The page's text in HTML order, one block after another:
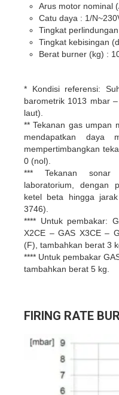
Arus motor nominal
Catu daya : 1/
Tingkat
Tingkat kebisingan
Berat burner (kg) :
* Kondisi referensi:
barometrik 1013 mbar
laut).
** Tekanan gas umpan
mendapatkan daya
mempertimbangkan
0 (nol).
*** Tekanan sonar
laboratorium, dengan
ketel beta hingga
3746).
**** Untuk pembakar:
X2CE – GAS X3CE –
(F), tambahkan berat 3
**** Untuk pembakar
tambahkan berat 5 kg.
FIRING RATE